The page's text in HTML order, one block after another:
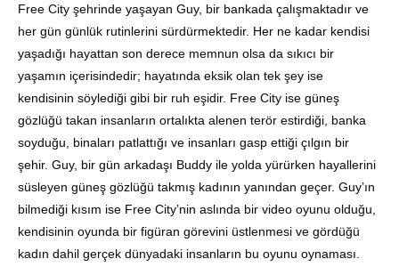
Free City şehrinde yaşayan Guy, bir bankada çalışmaktadır ve
her gün günlük rutinlerini sürdürmektedir. Her ne kadar kendisi
yaşadığı hayattan son derece memnun olsa da sıkıcı bir
yaşamın içerisindedir; hayatında eksik olan tek şey ise
kendisinin söylediği gibi bir ruh eşidir. Free City ise güneş
gözlüğü takan insanların ortalıkta alenen terör estirdiği, banka
soyduğu, binaları patlattığı ve insanları gasp ettiği çılgın bir
şehir. Guy, bir gün arkadaşı Buddy ile yolda yürürken hayallerini
süsleyen güneş gözlüğü takmış kadının yanından geçer. Guy’ın
bilmediği kısım ise Free City’nin aslında bir video oyunu olduğu,
kendisinin oyunda bir figüran görevini üstlenmesi ve gördüğü
kadın dahil gerçek dünyadaki insanların bu oyunu oynaması.